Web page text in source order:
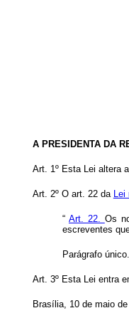
A PRESIDENTA DA
Art. 1º Esta Lei altera
Art. 2º O art. 22 da Lei
“ Art. 22. Os
escreventes
Parágrafo
Art. 3º Esta Lei entra
Brasília, 10 de maio